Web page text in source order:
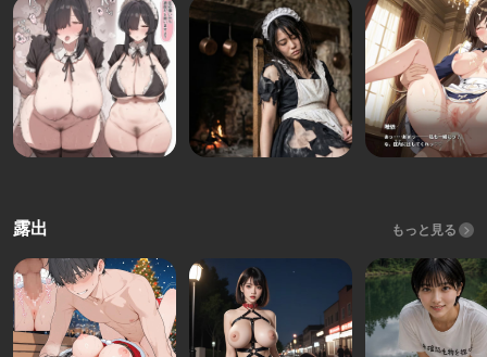
露出 もっと見る